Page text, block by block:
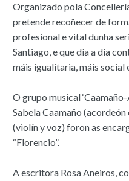
Organizado pola
pretende recoñecer de
profesional e vital dunha
Santiago, e que día a día
máis igualitaria, máis social
O grupo musical
Sabela Caamaño
(violín y voz) foron as
“Florencio”.
A escritora Rosa Aneiros,